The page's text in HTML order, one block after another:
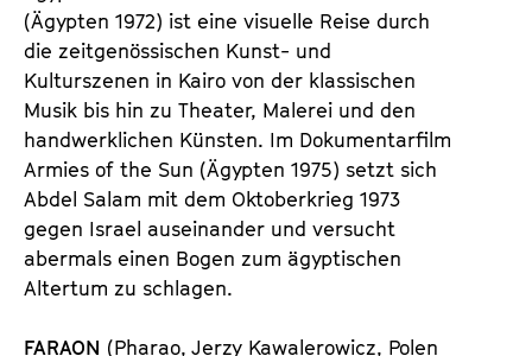
(Ägypten 1972) ist eine visuelle Reise durch
die zeitgenössischen Kunst- und
Kulturszenen in Kairo von der klassischen
Musik bis hin zu Theater, Malerei und den
handwerklichen Künsten. Im Dokumentarfilm
Armies of the Sun (Ägypten 1975) setzt sich
Abdel Salam mit dem Oktoberkrieg 1973
gegen Israel auseinander und versucht
abermals einen Bogen zum ägyptischen
Altertum zu schlagen.
FARAON (Pharao, Jerzy Kawalerowicz, Polen